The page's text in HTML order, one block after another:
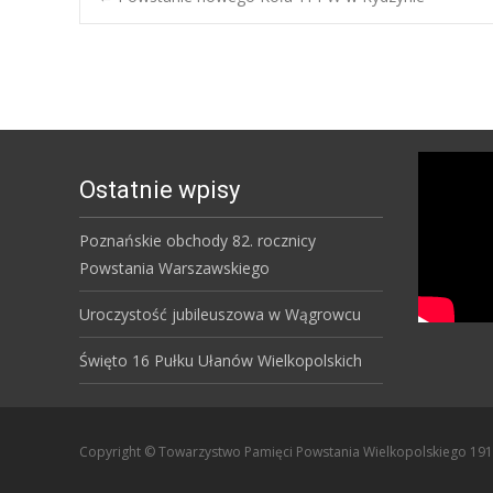
Post
Ostatnie wpisy
Poznańskie obchody 82. rocznicy
Powstania Warszawskiego
Uroczystość jubileuszowa w Wągrowcu
Święto 16 Pułku Ułanów Wielkopolskich
Copyright © Towarzystwo Pamięci Powstania Wielkopolskiego